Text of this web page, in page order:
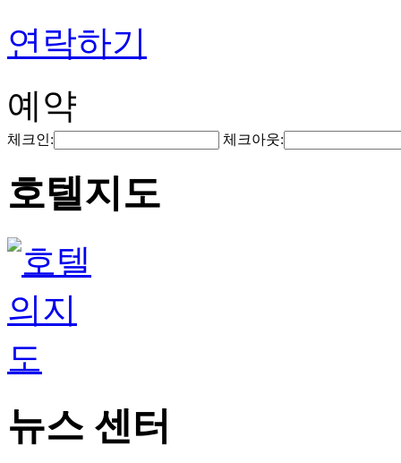
연락하기
예약
체크인: 체크아웃:
호텔지도
뉴스 센터